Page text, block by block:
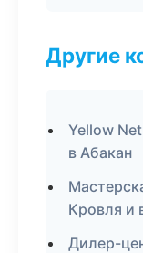
Другие
Yellow
в Абакан
Кровля и
Дилер-